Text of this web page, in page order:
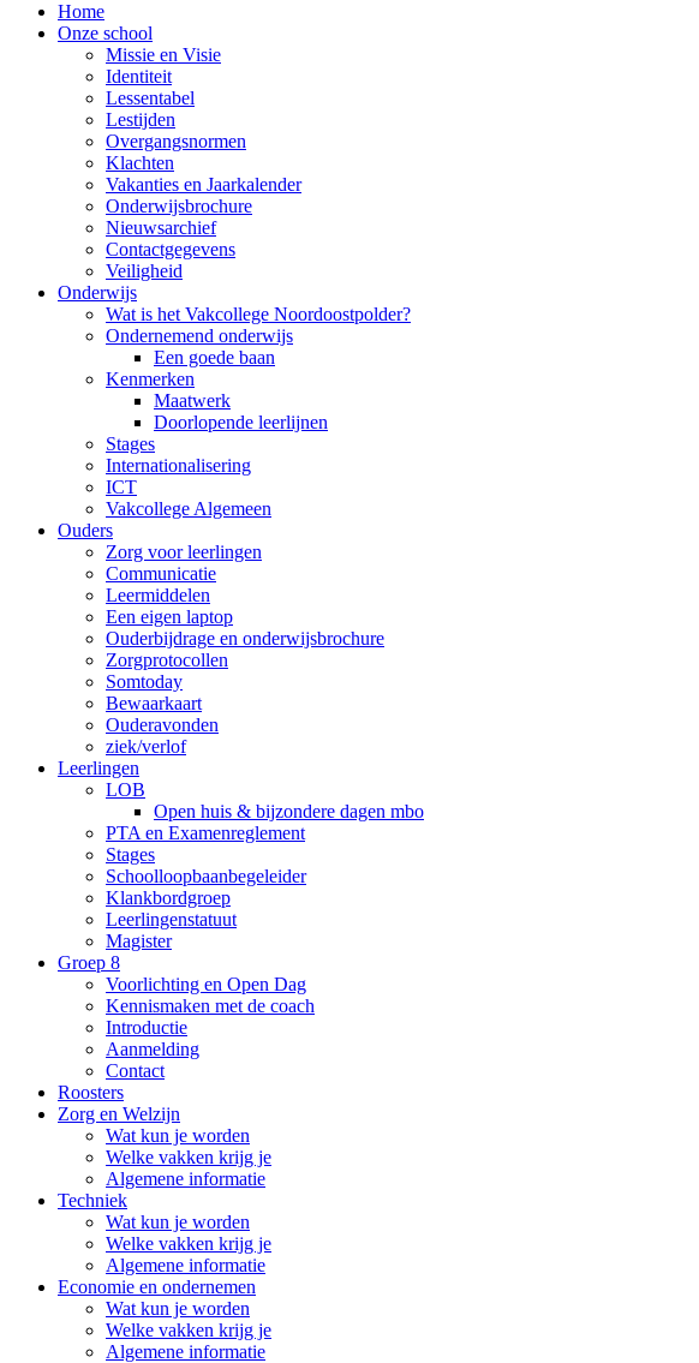
Home
Onze school
Missie en Visie
Identiteit
Lessentabel
Lestijden
Overgangsnormen
Klachten
Vakanties en Jaarkalender
Onderwijsbrochure
Nieuwsarchief
Contactgegevens
Veiligheid
Onderwijs
Wat is het Vakcollege Noordoostpolder?
Ondernemend onderwijs
Een goede baan
Kenmerken
Maatwerk
Doorlopende leerlijnen
Stages
Internationalisering
ICT
Vakcollege Algemeen
Ouders
Zorg voor leerlingen
Communicatie
Leermiddelen
Een eigen laptop
Ouderbijdrage en onderwijsbrochure
Zorgprotocollen
Somtoday
Bewaarkaart
Ouderavonden
ziek/verlof
Leerlingen
LOB
Open huis & bijzondere dagen mbo
PTA en Examenreglement
Stages
Schoolloopbaanbegeleider
Klankbordgroep
Leerlingenstatuut
Magister
Groep 8
Voorlichting en Open Dag
Kennismaken met de coach
Introductie
Aanmelding
Contact
Roosters
Zorg en Welzijn
Wat kun je worden
Welke vakken krijg je
Algemene informatie
Techniek
Wat kun je worden
Welke vakken krijg je
Algemene informatie
Economie en ondernemen
Wat kun je worden
Welke vakken krijg je
Algemene informatie